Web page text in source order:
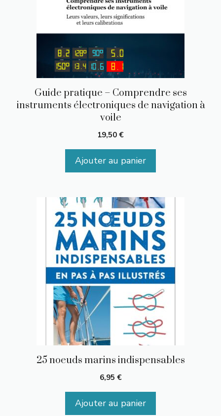
Guide pratique – Comprendre ses
instruments électroniques de navigation à
voile
19,50€
Ajouter au panier
25 noeuds marins indispensables
6,95 €
Ajouter au panier